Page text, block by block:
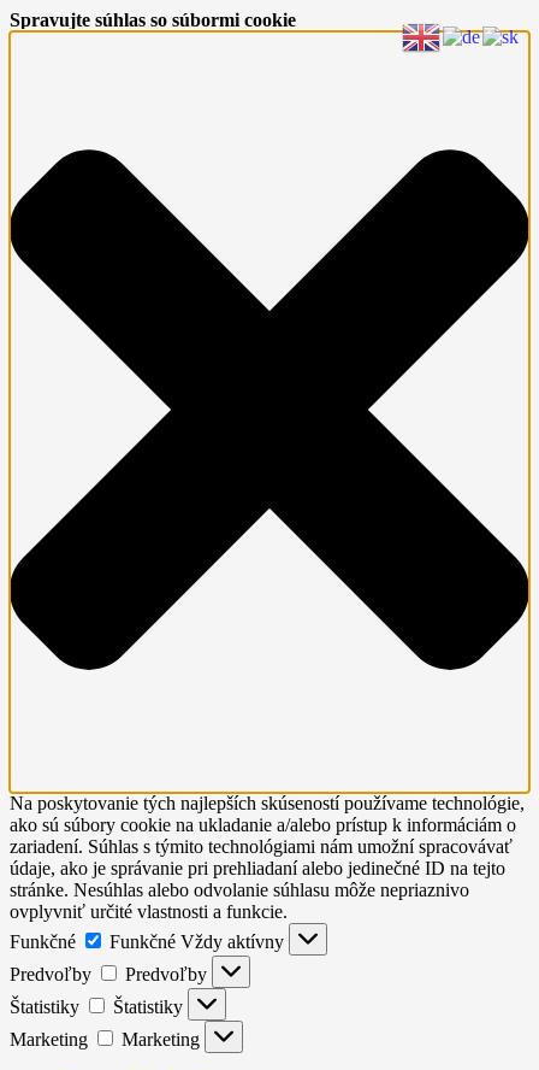
Spravujte súhlas so súbormi cookie
Na poskytovanie tých najlepších skúseností používame technológie,
ako sú súbory cookie na ukladanie a/alebo prístup k informáciám o
zariadení. Súhlas s týmito technológiami nám umožní spracovávať
údaje, ako je správanie pri prehliadaní alebo jedinečné ID na tejto
stránke. Nesúhlas alebo odvolanie súhlasu môže nepriaznivo
ovplyvniť určité vlastnosti a funkcie.
Funkčné
Funkčné Vždy aktívny
Predvoľby
Predvoľby
Štatistiky
Štatistiky
Marketing
Marketing